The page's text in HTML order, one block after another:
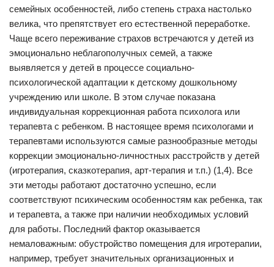
семейных особенностей, либо степень страха настолько
велика, что препятствует его естественной переработке.
Чаще всего переживание страхов встречаются у детей из
эмоционально неблагополучных семей, а также
выявляется у детей в процессе социально-
психологической адаптации к детскому дошкольному
учреждению или школе. В этом случае показана
индивидуальная коррекционная работа психолога или
терапевта с ребенком. В настоящее время психологами и
терапевтами используются самые разнообразные методы
коррекции эмоционально-личностных расстройств у детей
(игротерапия, сказкотерапия, арт-терапия и т.п.) (1,4). Все
эти методы работают достаточно успешно, если
соответствуют психическим особенностям как ребенка, так
и терапевта, а также при наличии необходимых условий
для работы. Последний фактор оказывается
немаловажным: обустройство помещения для игротерапии,
например, требует значительных организационных и